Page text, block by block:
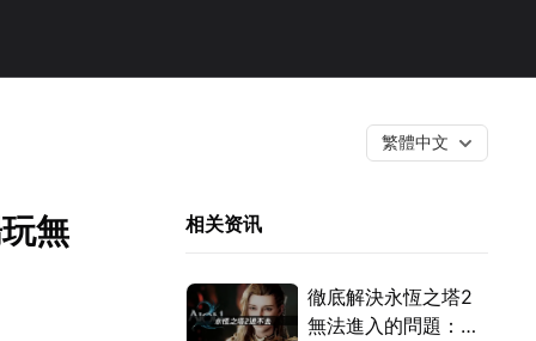
繁體中文
無
相关资讯
徹底解決永恆之塔2
無法進入的問題：繞